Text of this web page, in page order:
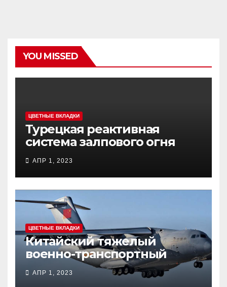
YOU MISSED
ЦВЕТНЫЕ ВКЛАДКИ
Турецкая реактивная
система залпового огня
АПР 1, 2023
ЦВЕТНЫЕ ВКЛАДКИ
Китайский тяжелый
военно-транспортный
самолет (BTC) Y-20
(«ЮНЬ-20») «Куньпин»
АПР 1, 2023